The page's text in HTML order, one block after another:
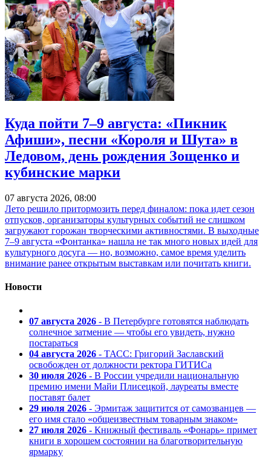
Куда пойти 7–9 августа: «Пикник
Афиши», песни «Короля и Шута» в
Ледовом, день рождения Зощенко и
кубинские марки
07 августа 2026, 08:00
Лето решило притормозить перед финалом: пока идет сезон
отпусков, организаторы культурных событий не слишком
загружают горожан творческими активностями. В выходные
7–9 августа «Фонтанка» нашла не так много новых идей для
культурного досуга — но, возможно, самое время уделить
внимание ранее открытым выставкам или почитать книги.
Новости
07 августа 2026 - В Петербурге готовятся наблюдать
солнечное затмение — чтобы его увидеть, нужно
постараться
04 августа 2026 - ТАСС: Григорий Заславский
освобожден от должности ректора ГИТИСа
30 июля 2026 - В России учредили национальную
премию имени Майи Плисецкой, лауреаты вместе
поставят балет
29 июля 2026 - Эрмитаж защитится от самозванцев —
его имя стало «общеизвестным товарным знаком»
27 июля 2026 - Книжный фестиваль «Фонарь» примет
книги в хорошем состоянии на благотворительную
ярмарку